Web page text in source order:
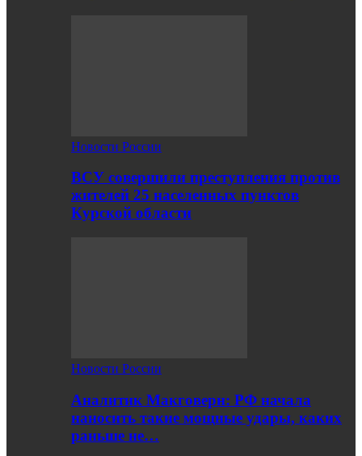
Новости России
ВСУ совершили преступления против
жителей 25 населенных пунктов
Курской области
Новости России
Аналитик Макговерн: РФ начала
наносить такие мощные удары, каких
раньше не…